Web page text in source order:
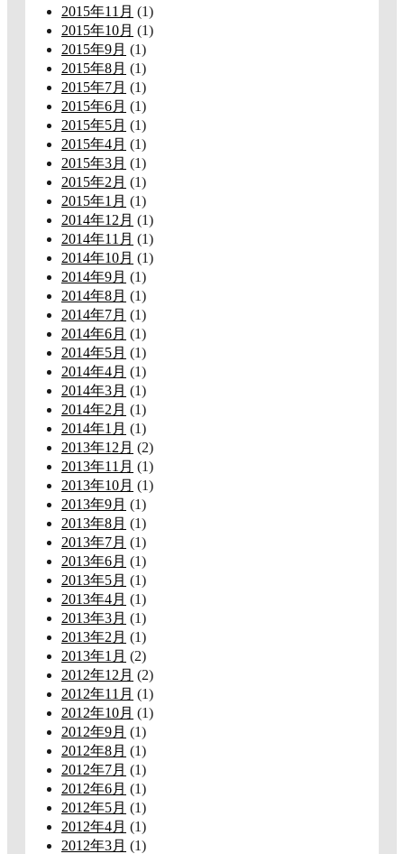
2015年11月 (1)
2015年10月 (1)
2015年9月 (1)
2015年8月 (1)
2015年7月 (1)
2015年6月 (1)
2015年5月 (1)
2015年4月 (1)
2015年3月 (1)
2015年2月 (1)
2015年1月 (1)
2014年12月 (1)
2014年11月 (1)
2014年10月 (1)
2014年9月 (1)
2014年8月 (1)
2014年7月 (1)
2014年6月 (1)
2014年5月 (1)
2014年4月 (1)
2014年3月 (1)
2014年2月 (1)
2014年1月 (1)
2013年12月 (2)
2013年11月 (1)
2013年10月 (1)
2013年9月 (1)
2013年8月 (1)
2013年7月 (1)
2013年6月 (1)
2013年5月 (1)
2013年4月 (1)
2013年3月 (1)
2013年2月 (1)
2013年1月 (2)
2012年12月 (2)
2012年11月 (1)
2012年10月 (1)
2012年9月 (1)
2012年8月 (1)
2012年7月 (1)
2012年6月 (1)
2012年5月 (1)
2012年4月 (1)
2012年3月 (1)